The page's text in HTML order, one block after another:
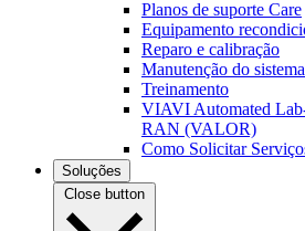
Planos de suporte Care
Equipamento
Reparo e calibração
Manutenção do
Treinamento
VIAVI Automated
RAN (VALOR)
Como Solicitar
Soluções
Close button